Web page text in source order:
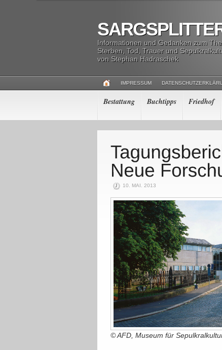
Informationen und Gedanken zum
Sterben, Tod, Trauer und
von Stephan Hadraschek
IMPRESSUM
Bestattung Buchtipps Friedhof
10. MAI. 2013
© AFD, Museum für